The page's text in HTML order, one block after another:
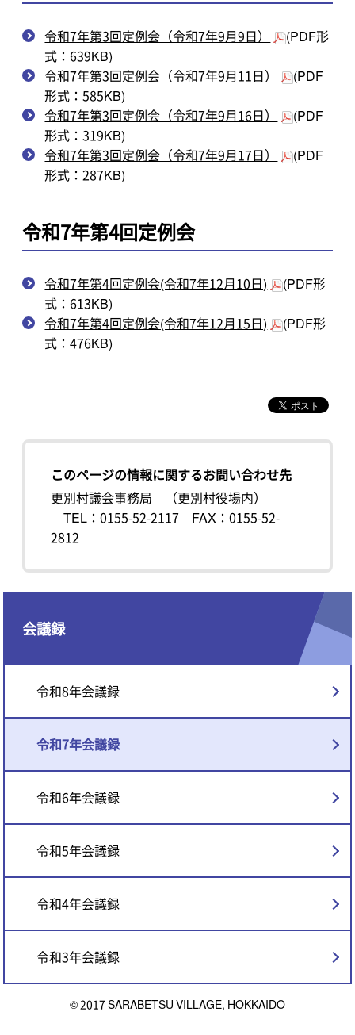
令和7年第3回定例会（令和7年9月9日）
(PDF形
式：639KB)
令和7年第3回定例会（令和7年9月11日）
(PDF
形式：585KB)
令和7年第3回定例会（令和7年9月16日）
(PDF
形式：319KB)
令和7年第3回定例会（令和7年9月17日）
(PDF
形式：287KB)
令和7年第4回定例会
令和7年第4回定例会(令和7年12月10日)
(PDF形
式：613KB)
令和7年第4回定例会(令和7年12月15日)
(PDF形
式：476KB)
このページの情報に関するお問い合わせ先
更別村議会事務局 （更別村役場内）
TEL：0155-52-2117
FAX：0155-52-
2812
会議録
令和8年会議録
令和7年会議録
令和6年会議録
令和5年会議録
令和4年会議録
令和3年会議録
© 2017 SARABETSU VILLAGE, HOKKAIDO